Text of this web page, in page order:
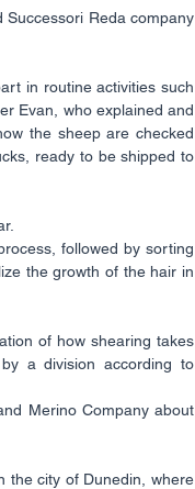
Successori Reda company
in routine activities such
Evan, who explained and
the sheep are checked
ready to be shipped to
followed by sorting
the growth of the hair in
of how shearing takes
a division according to
Merino Company about
the city of Dunedin, where